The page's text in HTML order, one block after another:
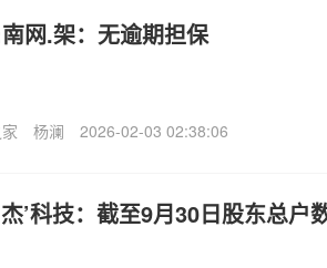
网.架：无逾期担保
杨澜 2026-02-03 02:38:06
’科技：截至9月30日股东总户